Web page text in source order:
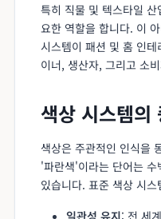
특히 직물 및 텍스타일 산
요한 역할을 합니다. 이
시스템이 패션 및 홈 인
이너, 생산자, 그리고 소
색상 시스템의
색상은 주관적인 인식을
'파란색'이라는 단어는
있습니다. 표준 색상 시
일관성 유지: 전 세